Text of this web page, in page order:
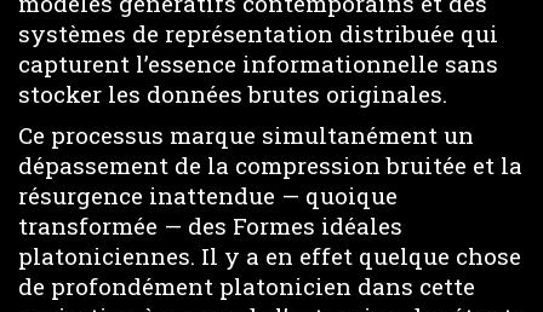
systèmes de représentation distribuée qui
capturent l’essence informationnelle sans
stocker les données brutes originales.
Ce processus marque simultanément un
dépassement de la compression bruitée et la
résurgence inattendue — quoique
transformée — des Formes idéales
platoniciennes. Il y a en effet quelque chose
de profondément platonicien dans cette